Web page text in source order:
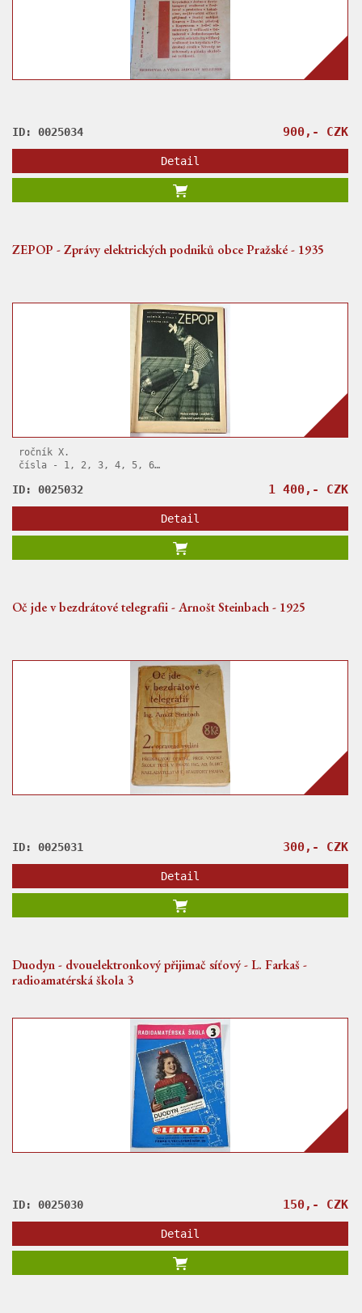
ID: 0025034 900,- CZK
Detail
ZEPOP - Zprávy elektrických podniků obce Pražské - 1935
ročník X.
čísla - 1, 2, 3, 4, 5, 6
ID: 0025032 1 400,- CZK
Detail
Oč jde v bezdrátové telegrafii - Arnošt Steinbach - 1925
ID: 0025031 300,- CZK
Detail
Duodyn - dvouelektronkový přijimač síťový - L. Farkaš -
radioamatérská škola 3
ID: 0025030 150,- CZK
Detail